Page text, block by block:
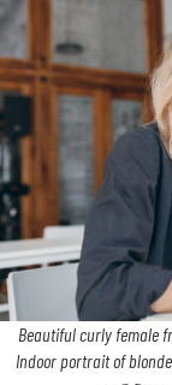
Beautiful curly female
Indoor portrait of